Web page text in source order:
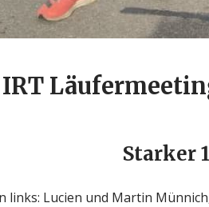
IRT
Starker
links: Lucien und Martin